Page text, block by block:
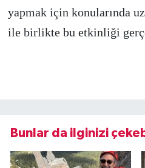
yapmak için konularında
ile birlikte bu etkinliği
Bunlar da ilginizi